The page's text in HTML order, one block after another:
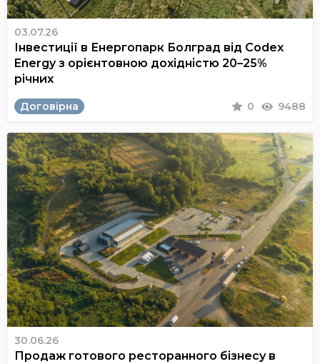
03.07.26
Інвестиції в Енергопарк Болград від Codex
Energy з орієнтовною дохідністю 20–25%
річних
Договірна 0 9488
30.06.26
Продаж готового ресторанного бізнесу в